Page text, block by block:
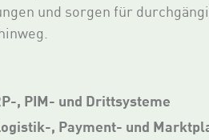
und sorgen für
, PIM- und Drittsysteme
, Payment- und